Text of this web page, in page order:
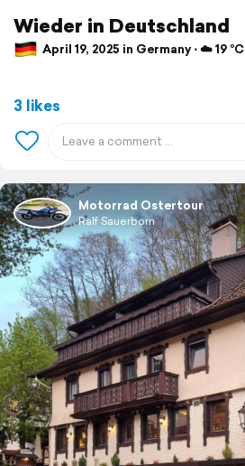
Wieder in Deutschland
April 19, 2025 in Germany ⋅ ☁️ 19 °C
3 likes
Motorrad Ostertour
Ralf Sauerborn